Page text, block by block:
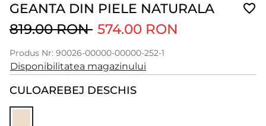
GEANTA DIN PIELE NATURALA
819.00 RON 574.00 RON
Produs Nr: 90026-00000-00000-252-1
Disponibilitatea magazinului
CULOAREBEJ DESCHIS